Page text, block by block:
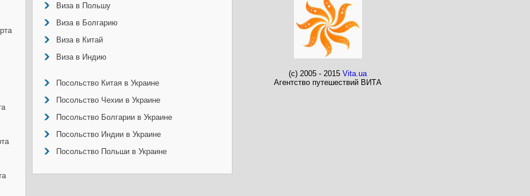
Виза в Польшу
Виза в Болгарию
Виза в Китай
Виза в Индию
Посольство Китая в Украине
Посольство Чехии в Украине
Посольство Болгарии в Украине
Посольство Индии в Украине
Посольство Польши в Украине
(c) 2005 - 2015 Vita.ua
Агентство путешествий ВИТА